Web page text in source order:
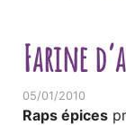
Farine
05/01/2010
Raps épices